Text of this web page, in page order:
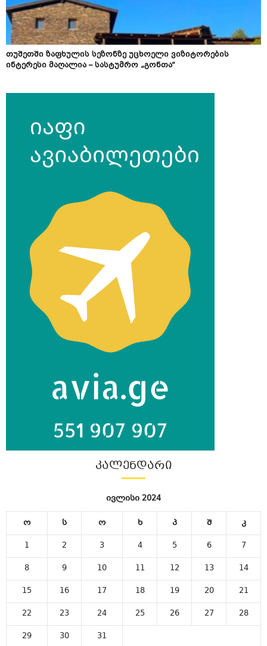
თუშეთში ზაფხულის სეზონზე უცხოელი ვიზიტორების
ინტერესი მაღალია – სასტუმრო „გონთა“
ᲙᲐᲚᲔᲜᲓᲐᲠᲘ
ივლისი 2024
ო ს ო ხ პ შ
კ
1
2 3 4 5 6
7
8
9 10 11 12 13
14
15
16 17 18 19 20
21
22
23 24 25 26 27
28
29
30 31